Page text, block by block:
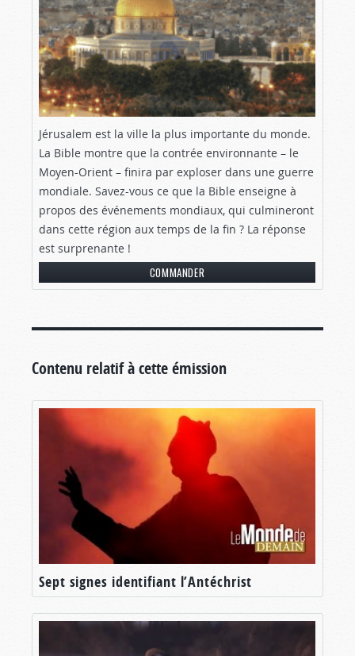
Jérusalem est la ville la plus importante du monde.
La Bible montre que la contrée environnante – le
Moyen-Orient – finira par exploser dans une guerre
mondiale. Savez-vous ce que la Bible enseigne à
propos des événements mondiaux, qui culmineront
dans cette région aux temps de la fin ? La réponse
est surprenante !
COMMANDER
Contenu relatif à cette émission
Sept signes identifiant l’Antéchrist